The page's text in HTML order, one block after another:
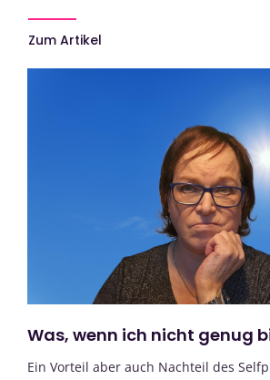
Zum Artikel
Was, wenn ich nicht genug
Ein Vorteil aber auch Nachteil des